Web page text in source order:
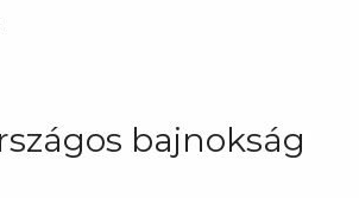
bajnokság